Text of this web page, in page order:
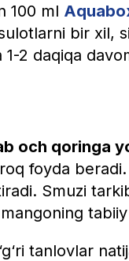
100 ml
bir xil,
2 daqiqa
och qoringa
foyda
Smuzi
tanlovlar